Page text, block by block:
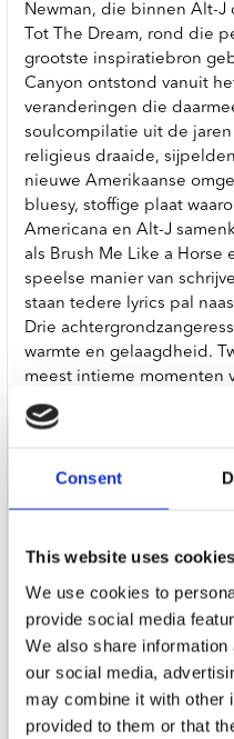
Consent
This website uses cookies
We use cookies to
provide social media
We also share
our social media,
may combine it with other
provided to them or that
Newman, die binnen Alt-J
Tot The Dream, rond die
grootste inspiratiebron
Canyon ontstond vanuit
veranderingen die
soulcompilatie uit de
religieus draaide,
nieuwe Amerikaanse
bluesy, stoffige plaat
Americana en Alt-J
als Brush Me Like a Horse
speelse manier van
staan tedere lyrics pal
Drie
warmte en gelaagdheid.
meest intieme momenten
uit Newmans dagelijks
dochter, lopen als een
zien dat wanneer je Joe
musician and frontman of
Prize and Ivor Novello-
alongside producer
group of session
The Canyon is a collection
Californian, Motown,